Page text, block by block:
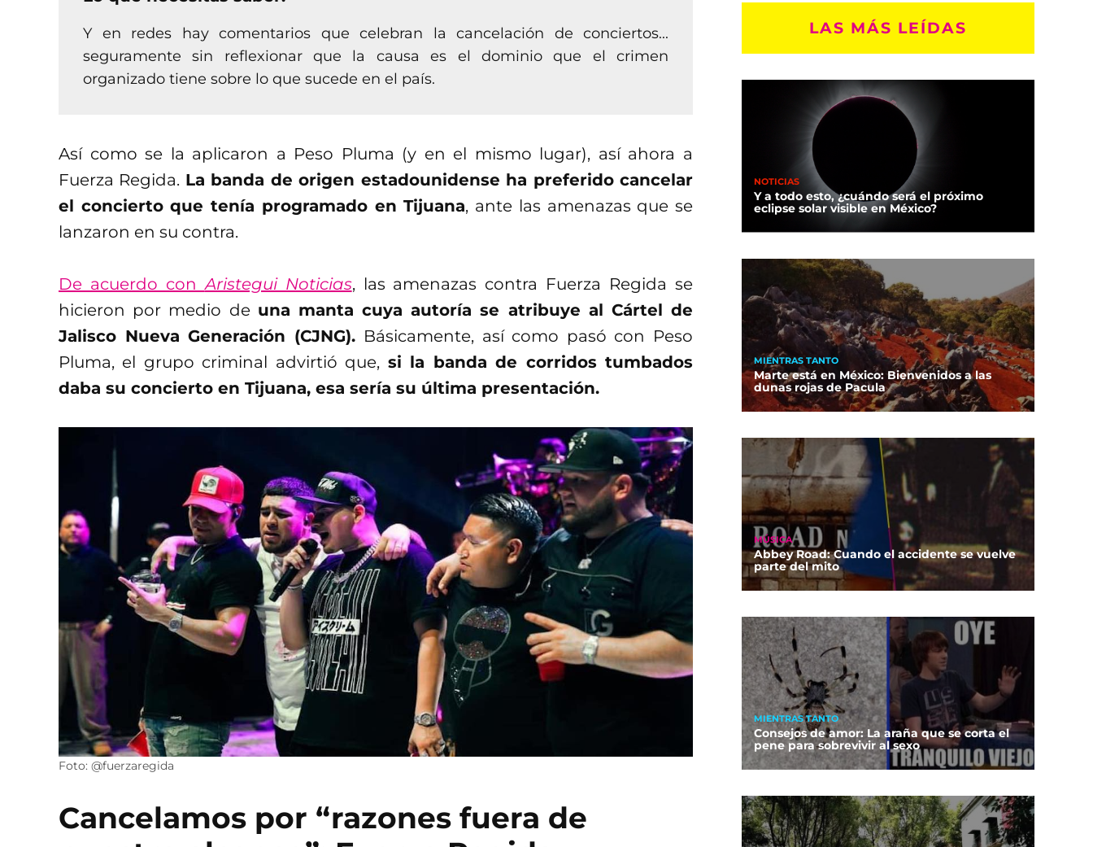
Y en redes hay comentarios que celebran la cancelación de conciertos...
seguramente sin reflexionar que la causa es el dominio que el crimen
organizado tiene sobre lo que sucede en el país.
Así como se la aplicaron a Peso Pluma (y en el mismo lugar), así ahora a
Fuerza Regida. La banda de origen estadounidense ha preferido cancelar
el concierto que tenía programado en Tijuana, ante las amenazas que se
lanzaron en su contra.
De acuerdo conAristegui Noticias, las amenazas contra Fuerza Regida se
hicieron por medio de una manta cuya autoría se atribuye al Cártel de
Jalisco Nueva Generación (CJNG). Básicamente, así como pasó con Peso
Pluma, el grupo criminal advirtió que, si la banda de corridos tumbados
daba su concierto en Tijuana, esa sería su última presentación.
Foto: @fuerzaregida
Cancelamos por “razones fuera de
LAS MÁS LEÍDAS
NOTICIAS
Y a todo esto, ¿cuándo será el próximo
eclipse solar visible en México?
MIENTRAS TANTO
Marte está en México: Bienvenidos a las
dunas rojas de Pacula
MÚSICA
Abbey Road: Cuando el accidente se vuelve
parte del mito
MIENTRAS TANTO
Consejos de amor: La araña que se corta el
pene para sobrevivir al sexo